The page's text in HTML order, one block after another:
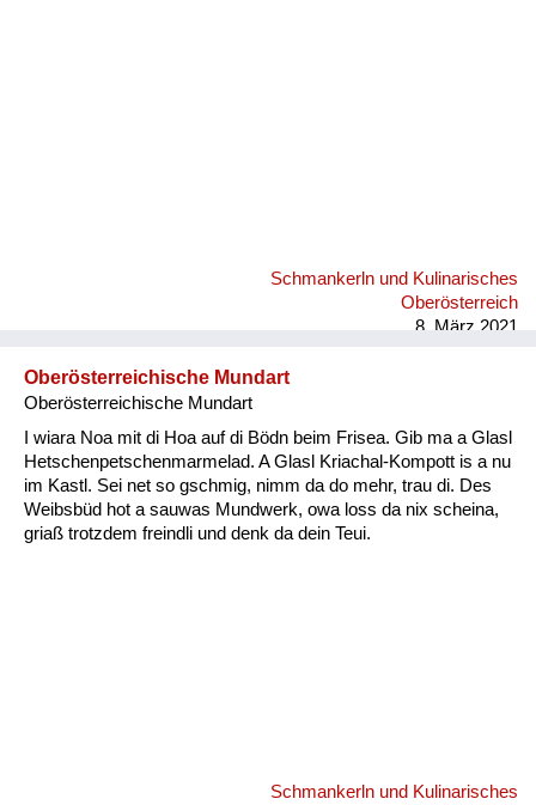
Schmankerln und Kulinarisches
Oberösterreich
8. März 2021
Oberösterreichische Mundart
Oberösterreichische Mundart
I wiara Noa mit di Hoa auf di Bödn beim Frisea. Gib ma a Glasl
Hetschenpetschenmarmelad. A Glasl Kriachal-Kompott is a nu
im Kastl. Sei net so gschmig, nimm da do mehr, trau di. Des
Weibsbüd hot a sauwas Mundwerk, owa loss da nix scheina,
griaß trotzdem freindli und denk da dein Teui.
Schmankerln und Kulinarisches